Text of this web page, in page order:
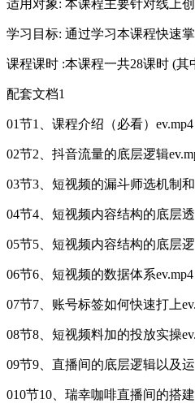
适用对象: 本课程主要针对线上
学习目标: 通过学习本课程快速
课程课时 :本课程一共28课时 (其
配套文档1
01节1、课程介绍（必看）ev.mp4
02节2、抖音流量的底层逻辑
03节3、短视频的漏斗师选机制
04节4、短视频内容结构的底层
05节5、短视频内容结构的底层
06节6、短视频的数据体系ev.mp4
07节7、账号标签如何快速打上
08节8、短视频料加的投放实操
09节9、直播间的底层逻辑以及
010节10、瑞幸咖啡直播间的搭